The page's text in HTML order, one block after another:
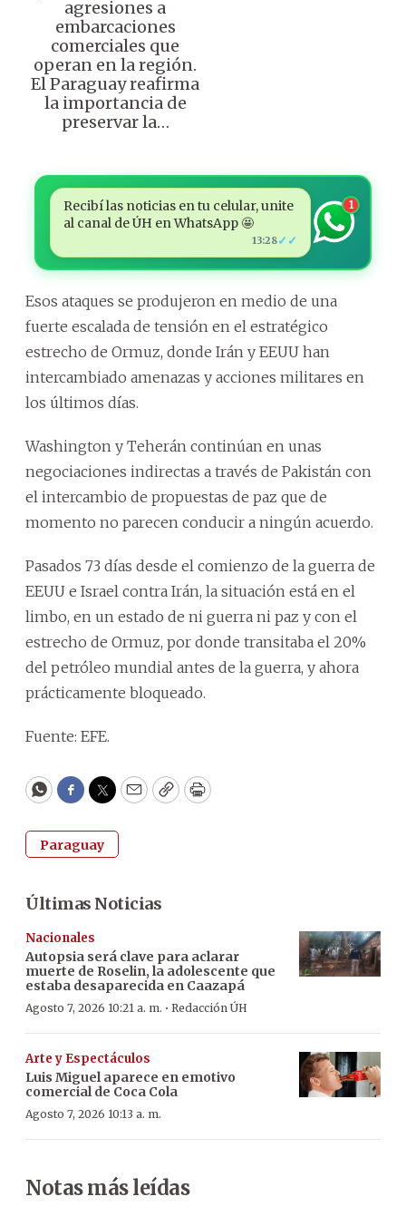
agresiones a
embarcaciones
comerciales que
operan en la región.
El Paraguay reafirma
la importancia de
preservar la…
Recibí las noticias en tu celular, unite
al canal de ÚH en WhatsApp 🤩
13:28✓✓
1
Esos ataques se produjeron en medio de una
fuerte escalada de tensión en el estratégico
estrecho de Ormuz, donde Irán y EEUU han
intercambiado amenazas y acciones militares en
los últimos días.
Washington y Teherán continúan en unas
negociaciones indirectas a través de Pakistán con
el intercambio de propuestas de paz que de
momento no parecen conducir a ningún acuerdo.
Pasados 73 días desde el comienzo de la guerra de
EEUU e Israel contra Irán, la situación está en el
limbo, en un estado de ni guerra ni paz y con el
estrecho de Ormuz, por donde transitaba el 20%
del petróleo mundial antes de la guerra, y ahora
prácticamente bloqueado.
Fuente: EFE.
WhatsApp
Facebook
Twitter
EmailCopyPrint
Paraguay
Últimas Noticias
Nacionales
Autopsia será clave para aclarar
muerte de Roselin, la adolescente que
estaba desaparecida en Caazapá
Agosto 7, 2026 10:21 a. m. · Redacción ÚH
Arte y Espectáculos
Luis Miguel aparece en emotivo
comercial de Coca Cola
Agosto 7, 2026 10:13 a. m.
Notas más leídas